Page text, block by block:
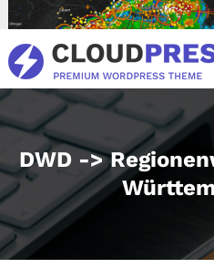
Inhalt
springen
DWD ->